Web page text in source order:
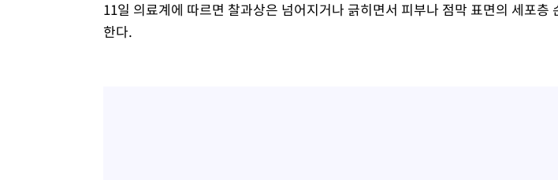
11일 의료계에 따르면 찰과상은 넘어지거나 긁히면서 피부나 점막 표면의 세포층
한다.